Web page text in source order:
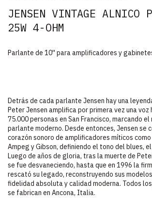
JENSEN VINTAGE ALNICO
25W 4-OHM
Parlante de 10'' para amplificadores y
Detrás de cada parlante Jensen hay una
Peter Jensen amplifica por primera vez una voz
75.000 personas en San Francisco, marcando
parlante moderno. Desde entonces, Jensen se
corazón sonoro de amplificadores míticos como
Ampeg y Gibson, definiendo el tono del blues,
Luego de años de gloria, tras la muerte de
se fue desvaneciendo, hasta que en 1996 la
rescató su legado, reconstruyendo sus
fidelidad absoluta y calidad moderna. Todos
se fabrican en Ancona, Italia.